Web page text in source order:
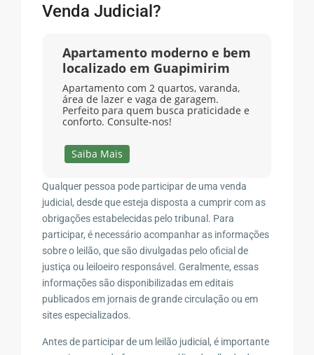
Venda Judicial?
Apartamento moderno e bem
localizado em Guapimirim
Apartamento com 2 quartos, varanda,
área de lazer e vaga de garagem.
Perfeito para quem busca praticidade e
conforto. Consulte-nos!
Saiba Mais
Qualquer pessoa pode participar de uma venda
judicial, desde que esteja disposta a cumprir com as
obrigações estabelecidas pelo tribunal. Para
participar, é necessário acompanhar as informações
sobre o leilão, que são divulgadas pelo oficial de
justiça ou leiloeiro responsável. Geralmente, essas
informações são disponibilizadas em editais
publicados em jornais de grande circulação ou em
sites especializados.
Antes de participar de um leilão judicial, é importante